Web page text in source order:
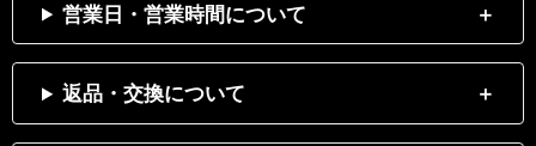
営業日・営業時間について
返品・交換について